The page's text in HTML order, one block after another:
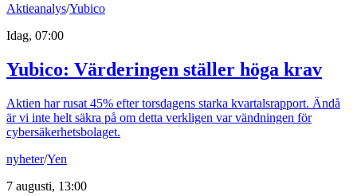
Aktieanalys/Yubico
Idag, 07:00
Yubico: Värderingen ställer höga krav
Aktien har rusat 45% efter torsdagens starka kvartalsrapport. Ändå
är vi inte helt säkra på om detta verkligen var vändningen för
cybersäkerhetsbolaget.
nyheter/Yen
7 augusti, 13:00